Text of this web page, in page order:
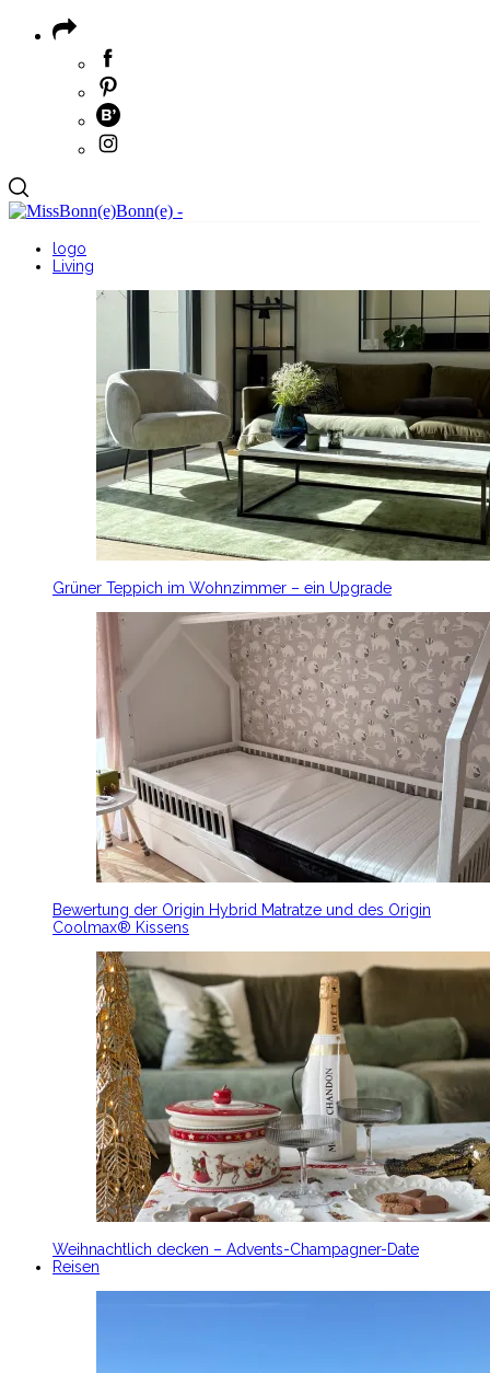
logo
Living
Grüner Teppich im Wohnzimmer – ein Upgrade
Bewertung der Origin Hybrid Matratze und des Origin
Coolmax® Kissens
Weihnachtlich decken – Advents-Champagner-Date
Reisen